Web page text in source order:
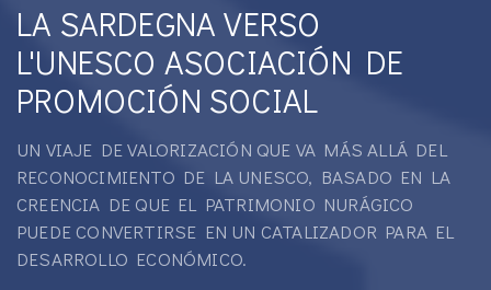
LA SARDEGNA VERSO
L'UNESCO ASOCIACIÓN DE
PROMOCIÓN SOCIAL
UN VIAJE DE VALORIZACIÓN QUE VA MÁS ALLÁ DEL
RECONOCIMIENTO DE LA UNESCO, BASADO EN LA
CREENCIA DE QUE EL PATRIMONIO NURÁGICO
PUEDE CONVERTIRSE EN UN CATALIZADOR PARA EL
DESARROLLO ECONÓMICO.